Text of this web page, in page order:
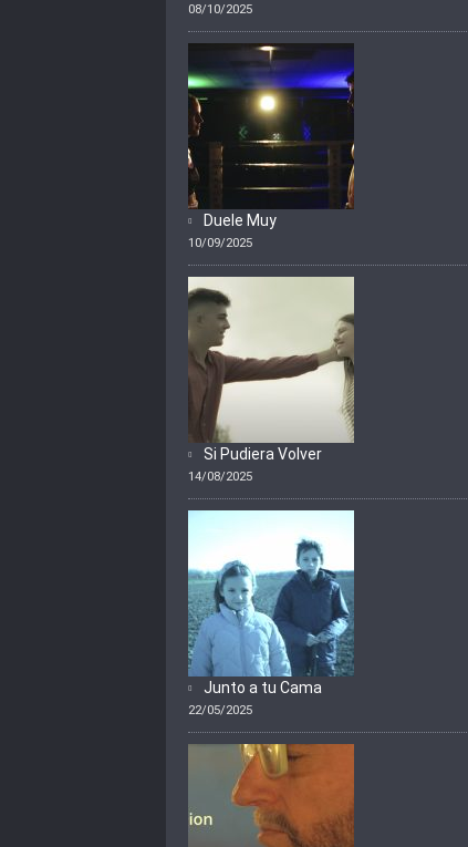
08/10/2025
Duele Muy
10/09/2025
Si Pudiera Volver
14/08/2025
Junto a tu Cama
22/05/2025